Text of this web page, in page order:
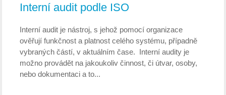
Interní audit podle ISO
Interní audit je nástroj, s jehož pomocí organizace
ověřují funkčnost a platnost celého systému, případně
vybraných částí, v aktuálním čase. Interní audity je
možno provádět na jakoukoliv činnost, či útvar, osoby,
nebo dokumentaci a to...